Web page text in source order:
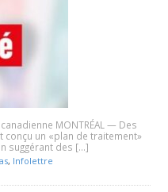
MONTRÉAL — Des
un «plan de traitement»
suggérant des […]
, Infolettre